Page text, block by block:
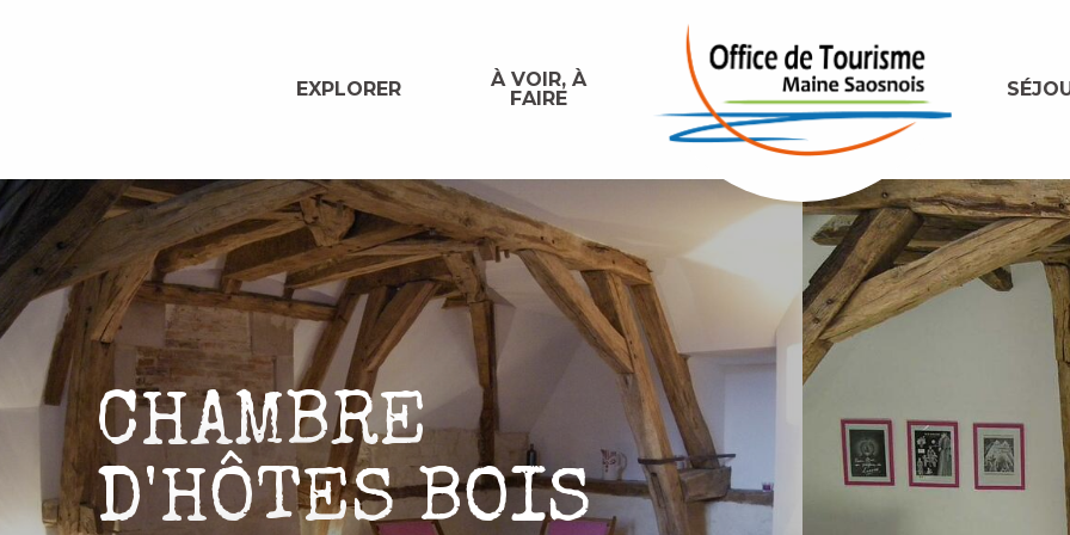
EXPLORER
À VOIR, À
FAIRE
CHAMBRE
D'HÔTES BOIS